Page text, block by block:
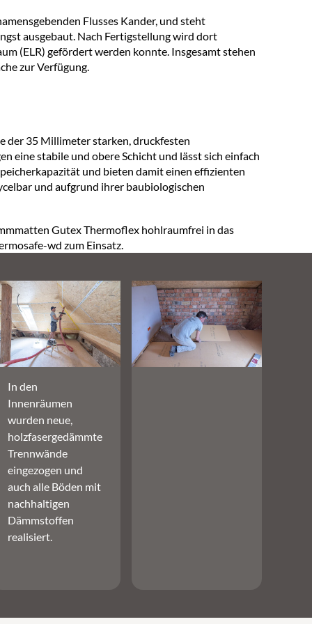
Flusses Kander, und steht
ausgebaut. Nach Fertigstellung wird dort
(ELR) gefördert werden konnte. Insgesamt stehen
zur Verfügung.
der 35 Millimeter starken, druckfesten
stabile und obere Schicht und lässt sich einfach
und bieten damit einen effizienten
und aufgrund ihrer baubiologischen
Gutex Thermoflex hohlraumfrei in das
wd zum Einsatz.
In den
Innenräumen
wurden neue,
holzfasergedämmte
Trennwände
eingezogen und
auch alle Böden mit
nachhaltigen
Dämmstoffen
realisiert.